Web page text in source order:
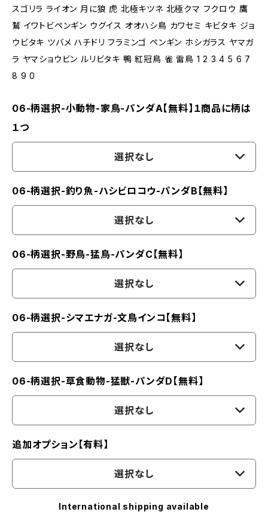
スゴリラ ライオン 月に狼 虎 北極キツネ 北極クマ フクロウ 鷹
鷲 イワトビペンギン ウグイス オオハシ鳥 カワセミ キビタキ ジョ
ウビタキ ツバメ ハチドリ フラミンゴ ペンギン ホシガラス ヤマガ
ラ ヤマショウビン ルリビタキ 鴨 紅冠鳥 雀 雷鳥 1 2 3 4 5 6 7
8 9 0
06-柄選択-小動物-家鳥-パンダA【無料】１商品に柄は
１つ
選択なし
06-柄選択-釣り魚-ハシビロコウ-パンダB【無料】
選択なし
06-柄選択-野鳥-猛鳥-パンダC【無料】
選択なし
06-柄選択-シマエナガ-文鳥インコ【無料】
選択なし
06-柄選択-草食動物-猛獣-パンダD【無料】
選択なし
追加オプション【有料】
選択なし
International shipping available